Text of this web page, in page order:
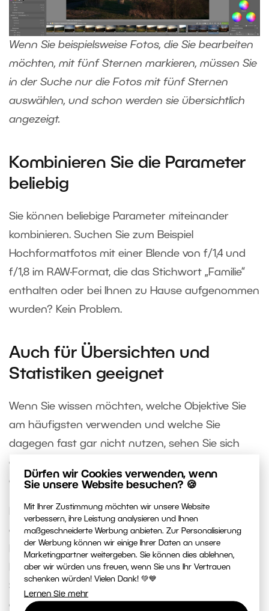
Dürfen wir Cookies verwenden, wenn
Sie unsere Website besuchen? 🍪
Mit Ihrer Zustimmung möchten wir unsere Website
verbessern, ihre Leistung analysieren und Ihnen
maßgeschneiderte Werbung anbieten. Zur Personalisierung
der Werbung können wir einige Ihrer Daten an unsere
Marketingpartner weitergeben. Sie können dies ablehnen,
aber wir würden uns freuen, wenn Sie uns Ihr Vertrauen
schenken würden! Vielen Dank! 💚💙
Lernen Sie mehr
Wenn Sie beispielsweise Fotos, die Sie bearbeiten
möchten, mit fünf Sternen markieren, müssen Sie
in der Suche nur die Fotos mit fünf Sternen
auswählen, und schon werden sie übersichtlich
angezeigt.
Kombinieren Sie die Parameter
beliebig
Sie können beliebige Parameter miteinander
kombinieren. Suchen Sie zum Beispiel
Hochformatfotos mit einer Blende von f/1,4 und
f/1,8 im RAW-Format, die das Stichwort „Familie“
enthalten oder bei Ihnen zu Hause aufgenommen
wurden? Kein Problem.
Auch für Übersichten und
Statistiken geeignet
Wenn Sie wissen möchten, welche Objektive Sie
am häufigsten verwenden und welche Sie
dagegen fast gar nicht nutzen, sehen Sie sich
einfach die Anzahl der Fotos für diese Parameter
an – schon haben Sie den Überblick.
Da die EXIF-Metadaten viel mehr Informationen
enthalten, als standardmäßig angezeigt werden,
können Sie auch weitere Parameter einblenden.
Klicken Sie auf die drei Punkte und wählen Sie
Suchparameter konfiguerieren
anschließend alle Parameter, die für Sie wichtig